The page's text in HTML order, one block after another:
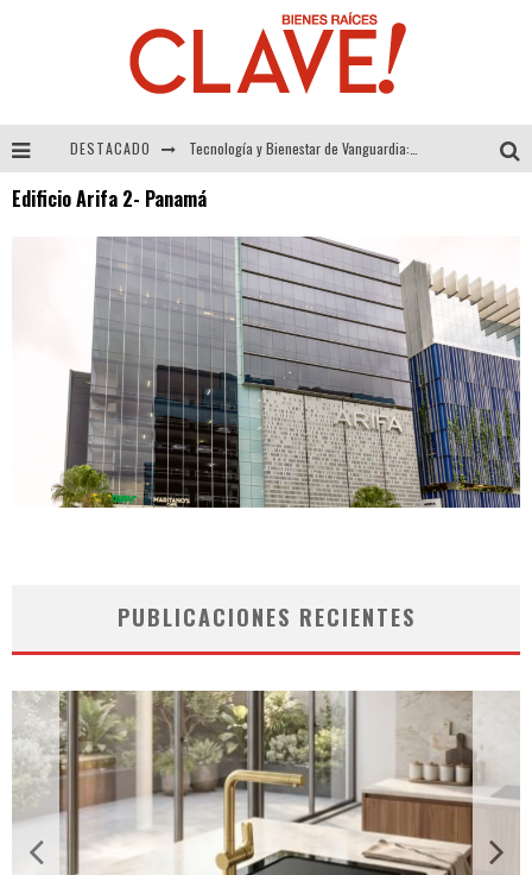
DESTACADO
El Despertar de la Calidez: Acabados Dorados de FV para Elevar tu Espacio
Edificio Arifa 2- Panamá
PUBLICACIONES RECIENTES